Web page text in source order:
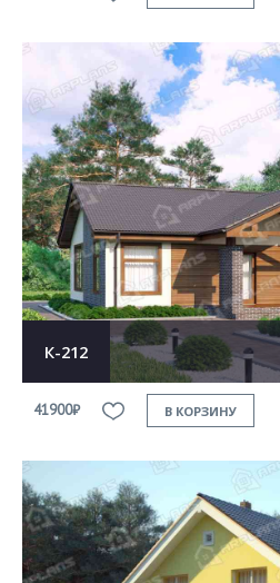
К-212
41900₽ В КОРЗИНУ